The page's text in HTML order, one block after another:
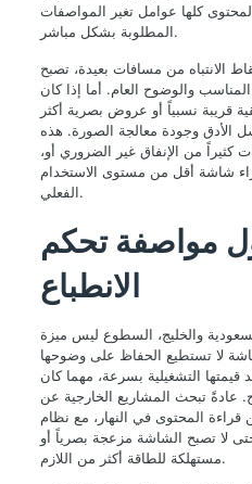
كلها عوامل تغير المواصفات
المطلوبة بشكل مباشر.
الانتباه من مسافات بعيدة، تصبح
والوضوح العام. أما إذا كان
قريبة نسبياً أو عروض بصرية أكثر
الأدق وجودة معالجة الصورة. هذه
كثيراً من الإنفاق غير الضروري أو،
شاشة أقل من مستوى الاستخدام
الفعلي.
مواصفة تحكم
الانطباع
والخليج، السطوع ليس ميزة
لا تستطيع الحفاظ على وضوحها
قيمتها التشغيلية بسرعة، مهما كان
عادةً تبحث المشاريع الخارجية عن
المحتوى في النهار، مع نظام
لا تصبح الشاشة مزعجة بصرياً أو
مستهلكة للطاقة أكثر من اللازم.